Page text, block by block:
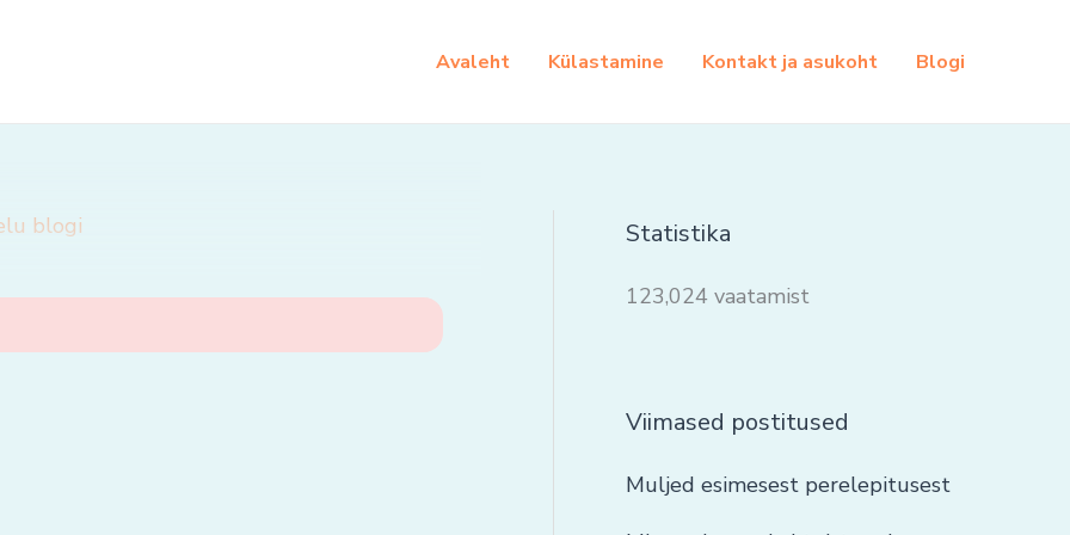
Avaleht Külastamine Kontakt ja asukoht Blogi
blogi
Statistika
123,024 vaatamist
Viimased postitused
Muljed esimesest perelepitusest